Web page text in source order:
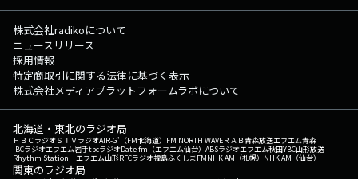
株式会社radikoについて
ニュースリリース
採用情報
特定商取引に関する法律に基づく表示
株式会社メディアプラットフォームラボについて
北海道・東北のラジオ局
ＨＢＣラジオＳＴＶラジオAIR-G'（FM北海道） FM NORTH WAVEＲＡＢ青森放送エフエム青森
IBCラジオエフエム岩手tbcラジオDate fm（エフエム仙台） ABSラジオエフエム秋田YBC山形放送
Rhythm Station エフエム山形RFCラジオ福島ふくしまFMNHK AM（札幌） NHK AM（仙台）
関東のラジオ局